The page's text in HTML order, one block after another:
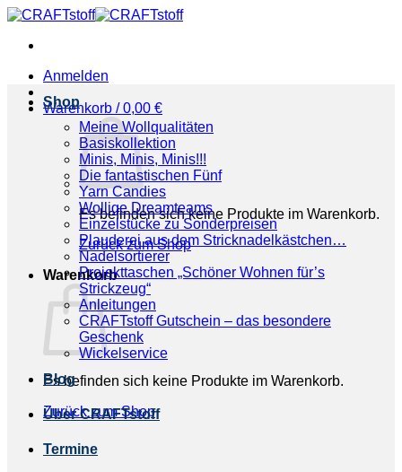
Zum
springen
Anmelden
Warenkorb /0,00 €
Es befinden sich keine Produkte im Warenkorb.
Zurück zum Shop
Warenkorb
Es befinden sich keine Produkte im Warenkorb.
Zurück zum Shop
Shop
Meine Wollqualitäten
Basiskollektion
Minis, Minis, Minis!!!
Die fantastischen Fünf
Yarn Candies
Wollige Dreamteams
Einzelstücke zu Sonderpreisen
Plauderei aus dem Stricknadelkästchen…
Nadelsortierer
Projekttaschen „Schöner Wohnen für’s
Strickzeug“
Anleitungen
CRAFTstoff Gutschein – das besondere
Geschenk
Wickelservice
Blog
Über CRAFTstoff
Termine